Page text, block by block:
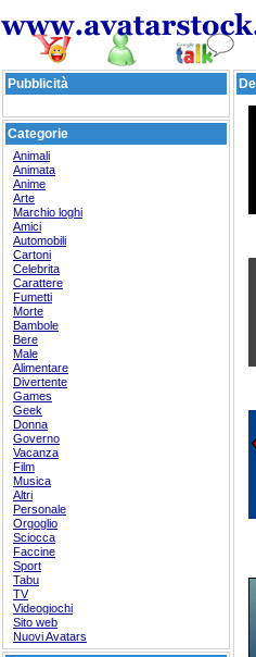
Pubblicità
Categorie
Animali
Animata
Anime
Arte
Marchio loghi
Amici
Automobili
Cartoni
Celebrita
Carattere
Fumetti
Morte
Bambole
Bere
Male
Alimentare
Divertente
Games
Geek
Donna
Governo
Vacanza
Film
Musica
Altri
Personale
Orgoglio
Sciocca
Faccine
Sport
Tabu
TV
Videogiochi
Sito web
Nuovi Avatars